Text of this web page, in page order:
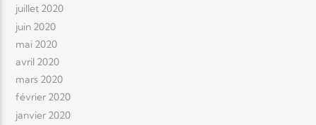
juillet 2020
juin 2020
mai 2020
avril 2020
mars 2020
février 2020
janvier 2020